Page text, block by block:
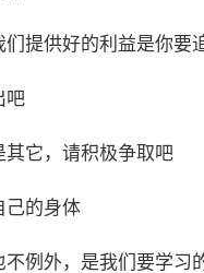
提供好的利益是你要
吧
其它，请积极争取吧
己的身体
例外，是我们要学习